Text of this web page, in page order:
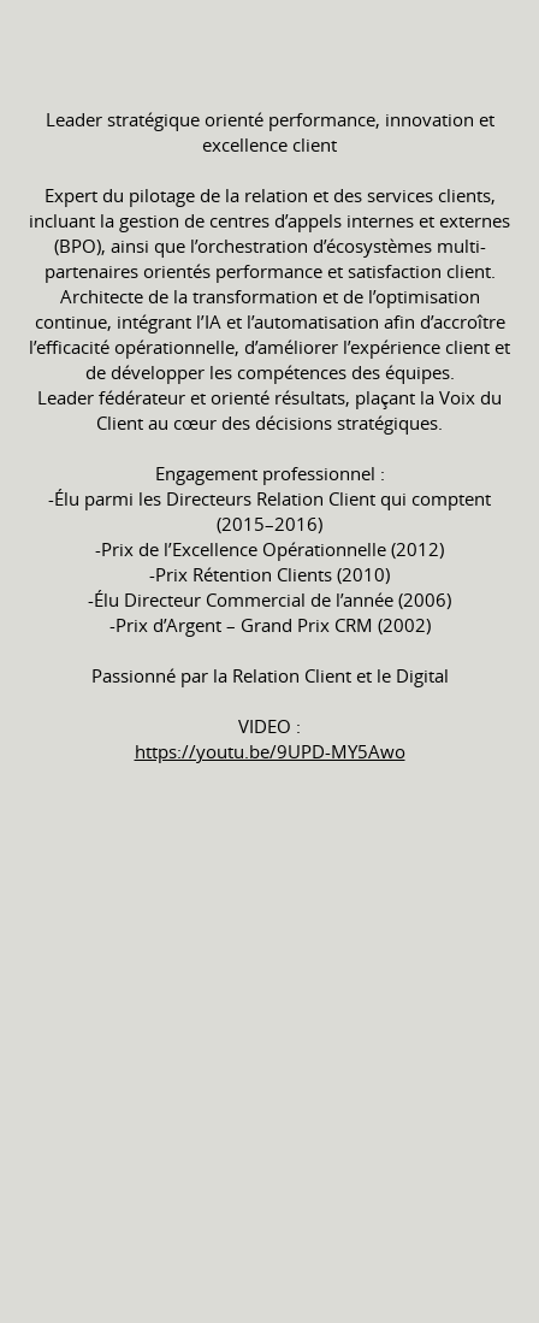
Leader stratégique orienté performance, innovation et
excellence client
Expert du pilotage de la relation et des services clients,
incluant la gestion de centres d’appels internes et externes
(BPO), ainsi que l’orchestration d’écosystèmes multi-
partenaires orientés performance et satisfaction client.
Architecte de la transformation et de l’optimisation
continue, intégrant l’IA et l’automatisation afin d’accroître
l’efficacité opérationnelle, d’améliorer l’expérience client et
de développer les compétences des équipes.
Leader fédérateur et orienté résultats, plaçant la Voix du
Client au cœur des décisions stratégiques.
Engagement professionnel :
-Élu parmi les Directeurs Relation Client qui comptent
(2015–2016)
-Prix de l’Excellence Opérationnelle (2012)
-Prix Rétention Clients (2010)
-Élu Directeur Commercial de l’année (2006)
-Prix d’Argent – Grand Prix CRM (2002)
Passionné par la Relation Client et le Digital
VIDEO :
https://youtu.be/9UPD-MY5Awo